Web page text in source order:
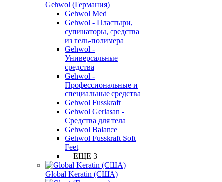
Gehwol (Германия)
Gehwol Med
Gehwol - Пластыри,
супинаторы, средства
из гель-полимера
Gehwol -
Универсальные
средства
Gehwol -
Профессиональные и
специальные средства
Gehwol Fusskraft
Gehwol Gerlasan -
Средства для тела
Gehwol Balance
Gehwol Fusskraft Soft
Feet
+ ЕЩЕ 3
Global Keratin (США)